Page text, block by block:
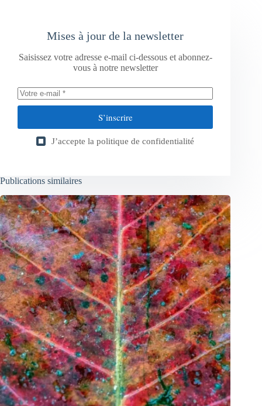
Mises à jour de la newsletter
Saisissez votre adresse e-mail ci-dessous et abonnez-
vous à notre newsletter
S’inscrire
J’accepte la politique de confidentialité
Publications similaires